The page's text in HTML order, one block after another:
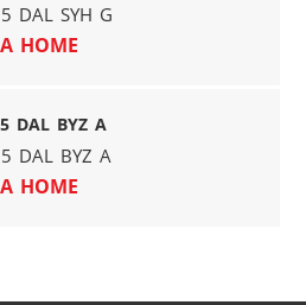
DAL SYH G
HOME
DAL BYZ A
DAL BYZ A
HOME